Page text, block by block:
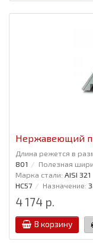
Нержавеющий
Длина режется в
801
Полезная
Марка стали: AISI 321
НС57
Назначение:
4 174 р.
В корзину